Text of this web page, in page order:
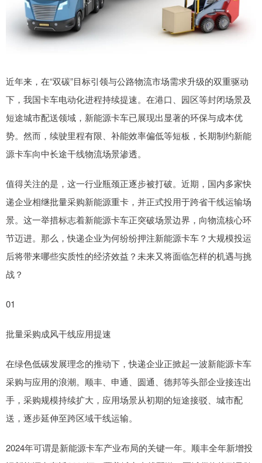
近年来，在“双碳”目标引领与公路物流市场需求升级的双重驱动
下，我国卡车电动化进程持续提速。在港口、园区等封闭场景及
短途城市配送领域，新能源卡车已展现出显著的环保与成本优
势。然而，续驶里程有限、补能效率偏低等短板，长期制约新能
源卡车向中长途干线物流场景渗透。
值得关注的是，这一行业瓶颈正逐步被打破。近期，国内多家快
递企业相继批量采购新能源重卡，并正式投用于跨省干线运输场
景。这一举措标志着新能源卡车正突破场景边界，向物流核心环
节迈进。那么，快递企业为何纷纷押注新能源卡车？大规模投运
后将带来哪些实质性的经济效益？未来又将面临怎样的机遇与挑
战？
01
批量采购成风干线应用提速
在绿色低碳发展理念的推动下，快递企业正掀起一波新能源卡车
采购与应用的浪潮。顺丰、申通、圆通、德邦等头部企业接连出
手，采购规模持续扩大，应用场景从初期的短途接驳、城市配
送，逐步延伸至跨区域干线运输。
2024年可谓是新能源卡车产业布局的关键一年。顺丰全年新增投